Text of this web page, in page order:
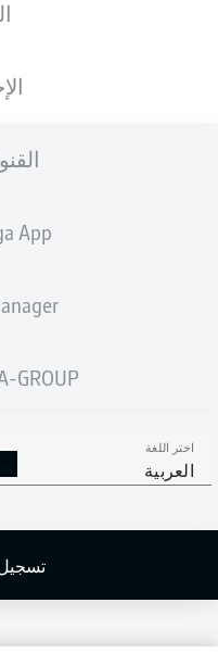
App
GROUP
اختر اللغة
العربية